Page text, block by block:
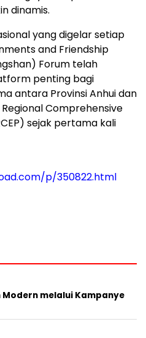
dinamis.
yang digelar setiap
and Friendship
Forum telah
penting bagi
antara Provinsi Anhui dan
Comprehensive
sejak pertama kali
p/350822.html
Modern melalui Kampanye